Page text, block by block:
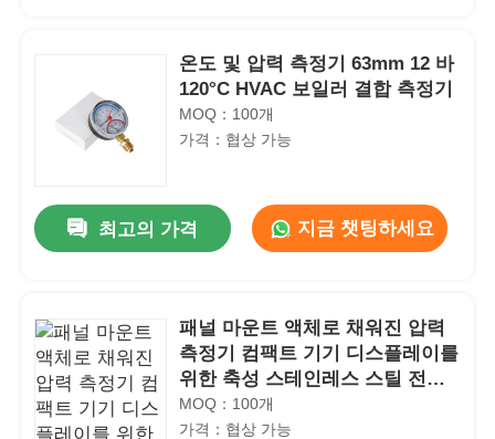
온도 및 압력 측정기 63mm 12 바
120°C HVAC 보일러 결합 측정기
MOQ：100개
가격：협상 가능
최고의 가격 지금 챗팅하세요
패널 마운트 액체로 채워진 압력
측정기 컴팩트 기기 디스플레이를
위한 축성 스테인레스 스틸 전면
플랜지
MOQ：100개
가격：협상 가능